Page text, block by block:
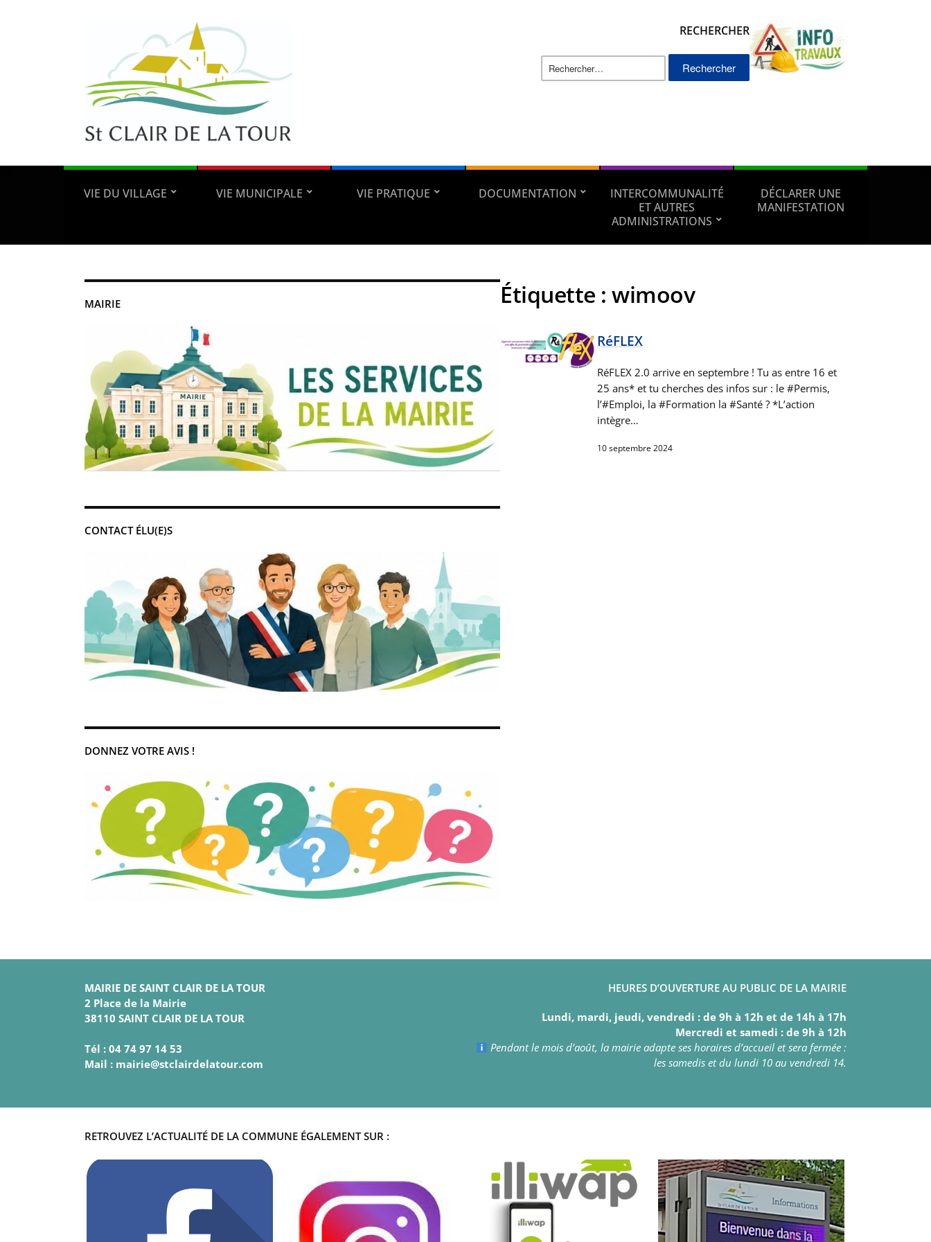
RECHERCHER
Rechercher :
VIE DU VILLAGE VIE MUNICIPALE VIE PRATIQUE DOCUMENTATION
INTERCOMMUNALITÉ
ET AUTRES
ADMINISTRATIONS
DÉCLARER UNE
MANIFESTATION
MAIRIE
CONTACT ÉLU(E)S
DONNEZ VOTRE AVIS !
Étiquette : wimoov
RéFLEX
RéFLEX 2.0 arrive en septembre ! Tu as entre 16 et
25 ans* et tu cherches des infos sur : le #Permis,
l’#Emploi, la #Formation la #Santé ? *L’action
intègre…
10 septembre 2024
MAIRIE DE SAINT CLAIR DE LA TOUR
2 Place de la Mairie
38110 SAINT CLAIR DE LA TOUR
Tél : 04 74 97 14 53
Mail : mairie@stclairdelatour.com
HEURES D’OUVERTURE AU PUBLIC DE LA MAIRIE
Lundi, mardi, jeudi, vendredi : de 9h à 12h et de 14h à 17h
Mercredi et samedi : de 9h à 12h
Pendant le mois d’août, la mairie adapte ses horaires d’accueil et sera fermée :
les samedis et du lundi 10 au vendredi 14.
RETROUVEZ L’ACTUALITÉ DE LA COMMUNE ÉGALEMENT SUR :